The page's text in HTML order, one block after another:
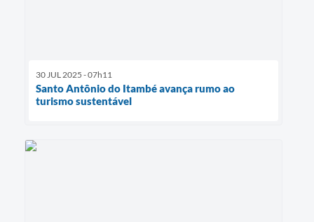
30 JUL 2025 - 07h11
Santo Antônio do Itambé avança rumo ao
turismo sustentável